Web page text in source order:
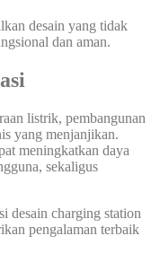
desain yang tidak
dan aman.
listrik, pembangunan
yang menjanjikan.
meningkatkan daya
sekaligus
desain charging station
pengalaman terbaik